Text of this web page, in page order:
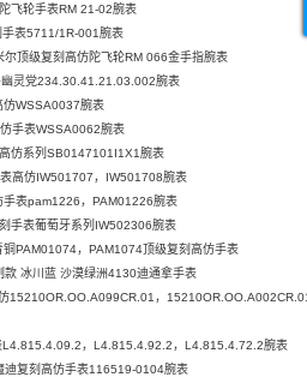
飞轮手表RM 21-02腕表
表5711/1R-001腕表
顶级复刻高仿陀飞轮RM 066金手指腕表
灵党234.30.41.21.03.002腕表
仿WSSA0037腕表
手表WSSA0062腕表
仿系列SB0147101I1X1腕表
高仿IW501707，IW501708腕表
表pam1226，PAM01226腕表
手表葡萄牙系列IW502306腕表
PAM01074，PAM1074顶级复刻高仿手表
冰川蓝 沙漠绿洲4130迪通拿手表
15210OR.OO.A099CR.01，
L4.815.4.09.2，L4.815.4.92.2，L4.815.4.72.2腕表
迪复刻高仿手表116519-0104腕表